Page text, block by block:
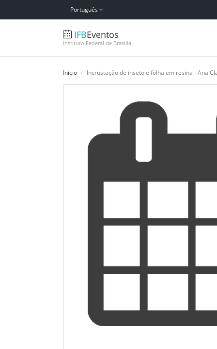
Português
IFBEventos
Instituto Federal de Brasília
Início Incrustação de inseto e folha em resina - Ana